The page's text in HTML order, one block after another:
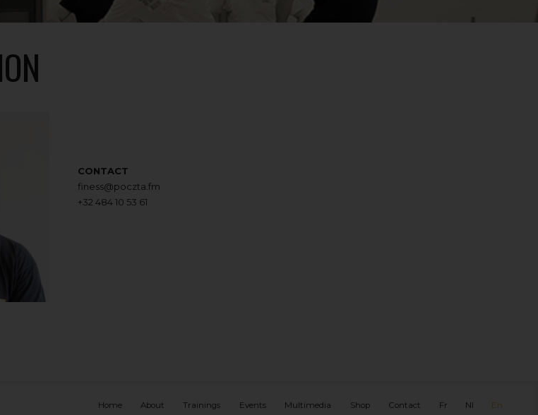
CONTACT
finess@poczta.fm
+32 484 10 53 61
Home About Trainings Events Multimedia Shop Contact Fr Nl En